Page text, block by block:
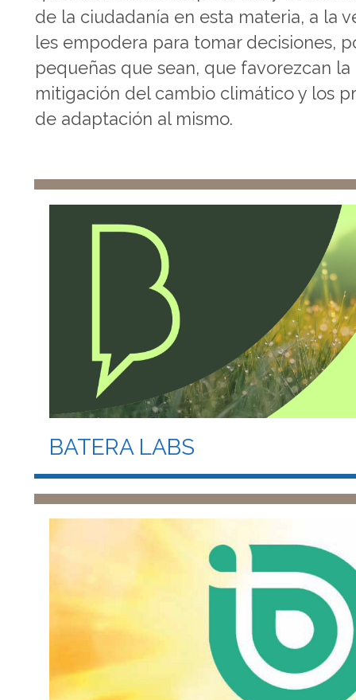
de la ciudadanía en esta materia, a la
les empodera para tomar decisiones,
pequeñas que sean, que favorezcan la
mitigación del cambio climático y los
de adaptación al mismo.
BATERA LABS